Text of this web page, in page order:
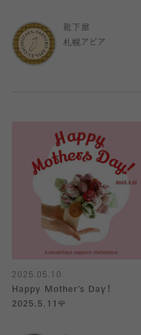
靴下屋
札幌アピア
2025.05.10
Happy Mother's Day！
2025.5.11🌹